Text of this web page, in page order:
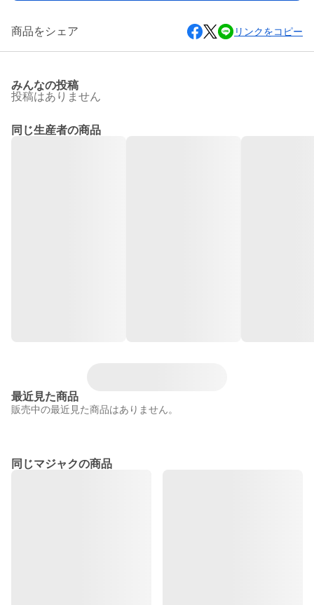
商品をシェア リンクをコピー
みんなの投稿
投稿はありません
同じ生産者の商品
最近見た商品
販売中の最近見た商品はありません。
同じマジャクの商品